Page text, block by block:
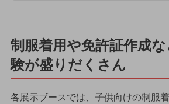
制服着用や免許証作成
験が盛りだくさん
各展示ブースでは、子供向けの制服